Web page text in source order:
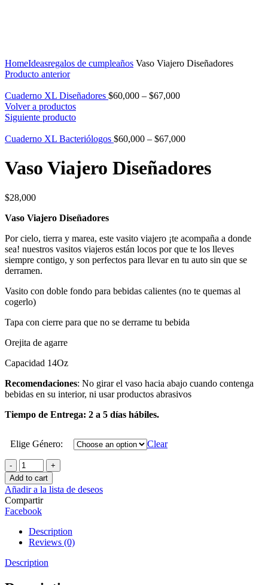
HomeIdeasregalos de cumpleaños Vaso Viajero Diseñadores
Producto anterior
Cuaderno XL Diseñadores $60,000 – $67,000
Volver a productos
Siguiente producto
Cuaderno XL Bacteriólogos $60,000 – $67,000
Vaso Viajero Diseñadores
$28,000
Vaso Viajero Diseñadores
Por cielo, tierra y marea, este vasito viajero ¡te acompaña a donde
sea! nuestros vasitos viajeros están locos por que te los lleves
siempre contigo, y son perfectos para llevar en tu auto sin que se
derramen.
Vasito con doble fondo para bebidas calientes (no te quemas al
cogerlo)
Tapa con cierre para que no se derrame tu bebida
Orejita de agarre
Capacidad 14Oz
Recomendaciones: No girar el vaso hacia abajo cuando contenga
bebidas en su interior, ni usar productos abrasivos
Tiempo de Entrega: 2 a 5 días hábiles.
Elige Género:
Clear
Vaso
Viajero
Diseñadores
quantity
Add to cart
Añadir a la lista de deseos
Compartir
Facebook
Description
Reviews (0)
Description